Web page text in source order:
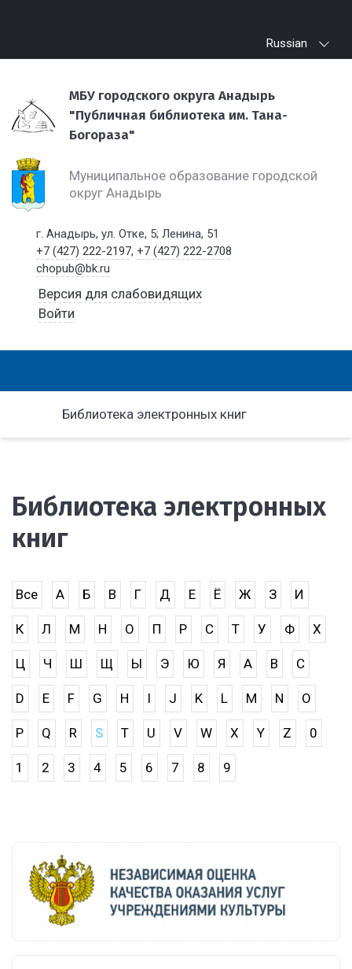
Russian
МБУ городского округа Анадырь
"Публичная библиотека им. Тана-
Богораза"
Муниципальное образование городской
округ Анадырь
г. Анадырь, ул. Отке, 5; Ленина, 51
+7 (427) 222-2197,+7 (427) 222-2708
chopub@bk.ru
Версия для слабовидящих
Войти
Библиотека электронных книг
Библиотека электронных
книг
Все А Б В Г Д Е Ё Ж З И
К Л М Н О П Р С Т У Ф Х
Ц Ч Ш Щ Ы Э Ю Я A B C
D E F G H I J K L M N O
P Q R S T U V W X Y Z 0
1 2 3 4 5 6 7 8 9